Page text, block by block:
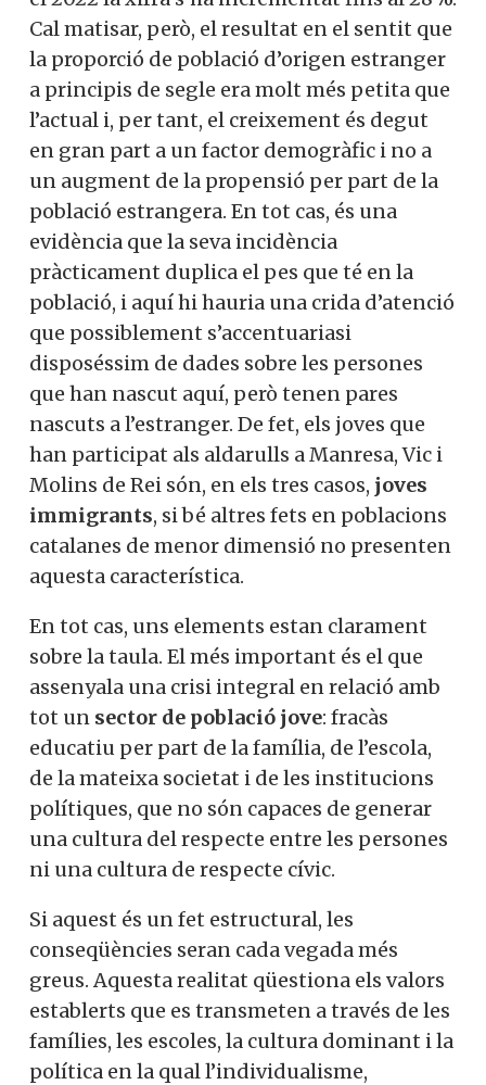
Cal matisar, però, el resultat en el sentit que
la proporció de població d’origen estranger
a principis de segle era molt més petita que
l’actual i, per tant, el creixement és degut
en gran part a un factor demogràfic i no a
un augment de la propensió per part de la
població estrangera. En tot cas, és una
evidència que la seva incidència
pràcticament duplica el pes que té en la
població, i aquí hi hauria una crida d’atenció
que possiblement s’accentuariasi
disposéssim de dades sobre les persones
que han nascut aquí, però tenen pares
nascuts a l’estranger. De fet, els joves que
han participat als aldarulls a Manresa, Vic i
Molins de Rei són, en els tres casos, joves
immigrants, si bé altres fets en poblacions
catalanes de menor dimensió no presenten
aquesta característica.
En tot cas, uns elements estan clarament
sobre la taula. El més important és el que
assenyala una crisi integral en relació amb
tot un sector de població jove: fracàs
educatiu per part de la família, de l’escola,
de la mateixa societat i de les institucions
polítiques, que no són capaces de generar
una cultura del respecte entre les persones
ni una cultura de respecte cívic.
Si aquest és un fet estructural, les
conseqüències seran cada vegada més
greus. Aquesta realitat qüestiona els valors
establerts que es transmeten a través de les
famílies, les escoles, la cultura dominant i la
política en la qual l’individualisme,